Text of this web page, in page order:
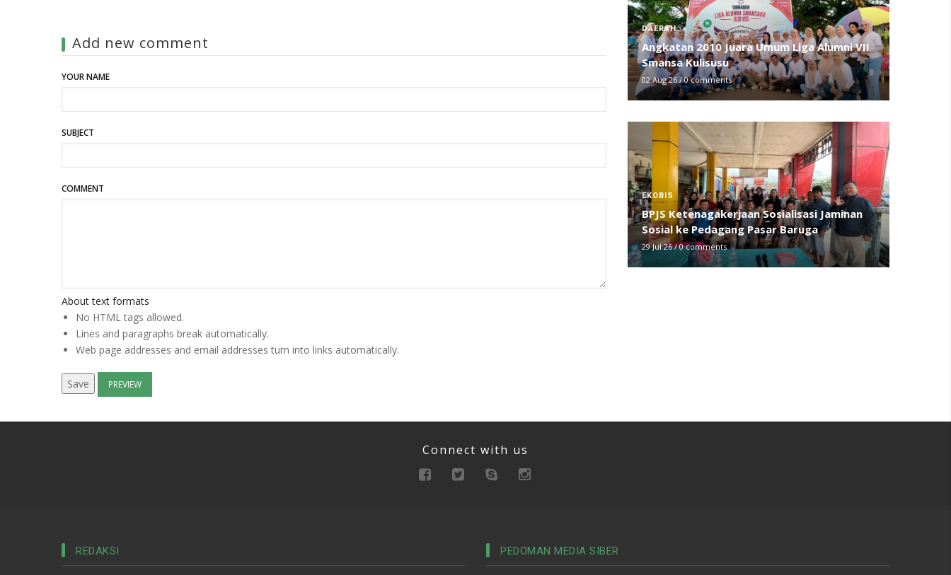
Add new comment
YOUR NAME
SUBJECT
COMMENT
About text formats
No HTML tags allowed.
Lines and paragraphs break automatically.
Web page addresses and email addresses turn into links automatically.
DAERAH
Angkatan 2010 Juara Umum Liga Alumni VII
Smansa Kulisusu
02 Aug 26 /0 comments
EKOBIS
BPJS Ketenagakerjaan Sosialisasi Jaminan
Sosial ke Pedagang Pasar Baruga
29 Jul 26/0 comments
Connect with us
REDAKSI PEDOMAN MEDIA SIBER